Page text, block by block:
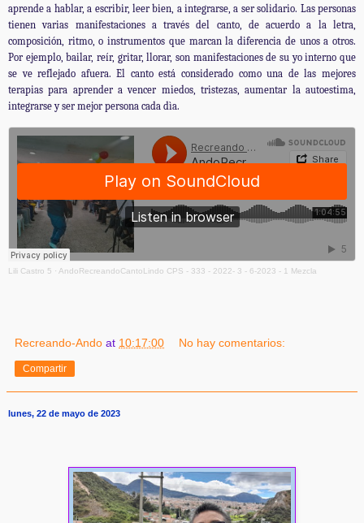
aprende a hablar, a escribir, leer bien, a integrarse, a ser solidario. Las personas
tienen varias manifestaciones a través del canto, de acuerdo a la letra,
composición, ritmo, o instrumentos que marcan la diferencia de unos a otros.
Por ejemplo, bailar, reír, gritar, llorar, son manifestaciones de su yo interno que
se ve reflejado afuera. El canto está considerado como una de las mejores
terapias para aprender a vencer miedos, tristezas, aumentar la autoestima,
integrarse y ser mejor persona cada dìa.
Lili Castro 5 · AndoRecreandoCantoLindo CPS - 333 - 2022- 3 - 6-2023 - 1 Mezcla
Recreando-Ando at 10:17:00 No hay comentarios:
Compartir
lunes, 22 de mayo de 2023